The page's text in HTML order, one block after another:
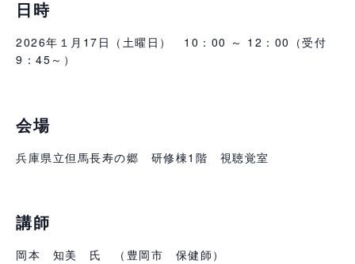
日時
2026年１月17日（土曜日） 10：00 ～ 12：00（受付
9：45～）
会場
兵庫県立但馬長寿の郷 研修棟1階 視聴覚室
講師
岡本 知美 氏 （豊岡市 保健師）